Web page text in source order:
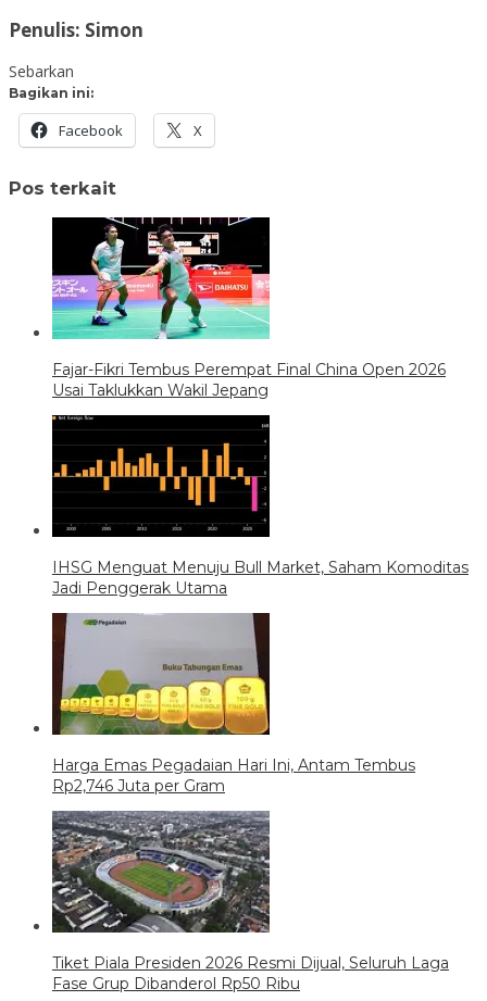
Penulis: Simon
Sebarkan
Bagikan ini:
Facebook X
Pos terkait
Fajar-Fikri Tembus Perempat Final China Open 2026
Usai Taklukkan Wakil Jepang
IHSG Menguat Menuju Bull Market, Saham Komoditas
Jadi Penggerak Utama
Harga Emas Pegadaian Hari Ini, Antam Tembus
Rp2,746 Juta per Gram
Tiket Piala Presiden 2026 Resmi Dijual, Seluruh Laga
Fase Grup Dibanderol Rp50 Ribu